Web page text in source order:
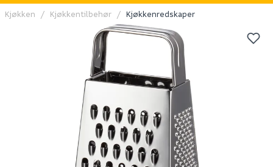
KAN DISSE VÆRE AV INTERESSE?
Kjøkken Kjøkkentilbehør Kjøkkenredskaper